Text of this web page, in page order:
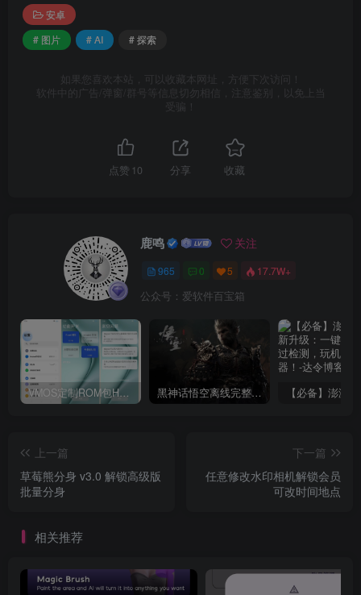
安卓
# 图片
# AI # 探索
如果您喜欢本站，可以收藏本网址，方便下次访问！
软件中的广告/弹窗/群号等信息切勿相信，注意鉴别，以免上当
受骗！
点赞 10 分享 收藏
鹿鸣 关注
965 0 5 17.7W+
公众号：爱软件百宝箱
VMOS定制ROM包HnciseOS9.6.0兼容解锁 黑神话悟空离线完整版+修改器
上一篇
草莓熊分身 v3.0 解锁高级版
批量分身
下一篇
任意修改水印相机解锁会员
可改时间地点
相关推荐